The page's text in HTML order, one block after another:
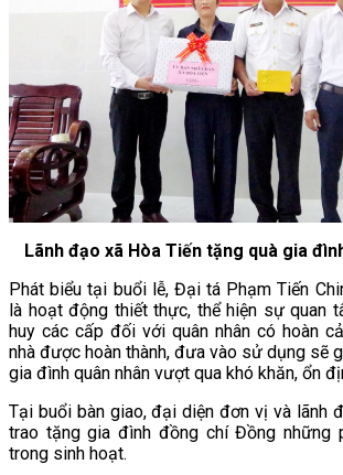
Lãnh đạo xã Hòa Tiến tặng quà gia
Phát biểu tại buổi lễ, Đại tá Phạm Tiến
là hoạt động thiết thực, thể hiện sự quan
huy các cấp đối với quân nhân có hoàn
nhà được hoàn thành, đưa vào sử dụng sẽ
gia đình quân nhân vượt qua khó khăn, ổn
Tại buổi bàn giao, đại diện đơn vị và lãnh
trao tặng gia đình đồng chí Đồng những
trong sinh hoạt.